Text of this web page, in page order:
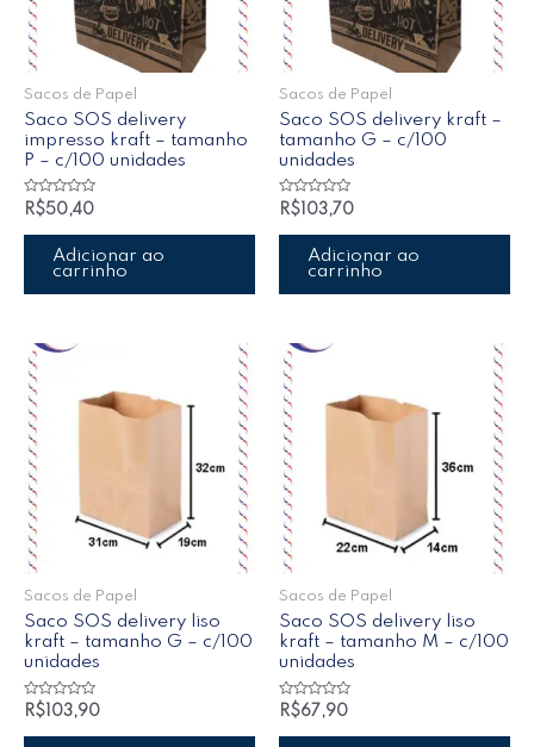
Sacos de Papel
Saco SOS delivery
impresso kraft – tamanho
P – c/100 unidades
Avaliação
0
de
R$50,40
Adicionar ao
carrinho
Sacos de Papel
Saco SOS delivery kraft –
tamanho G – c/100
unidades
Avaliação
0
de
R$ 103,70
Adicionar ao
carrinho
Sacos de Papel
Saco SOS delivery liso
kraft – tamanho G – c/100
unidades
Avaliação
0
de
R$ 103,90
Sacos de Papel
Saco SOS delivery liso
kraft – tamanho M – c/100
unidades
Avaliação
0
de
R$67,90